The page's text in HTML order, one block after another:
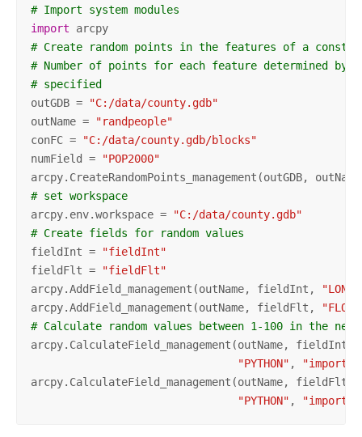
# Import system modules
import
arcpy
# Create random points in the features of a
# Number of points for each feature determined
# specified
outGDB =
"C:/data/county.gdb"
outName =
"randpeople"
conFC =
"C:/data/county.gdb/blocks"
numField =
"POP2000"
arcpy.CreateRandomPoints_management(outGDB,
# set workspace
arcpy.env.workspace =
"C:/data/county.gdb"
# Create fields for random values
fieldInt =
"fieldInt"
fieldFlt =
"fieldFlt"
arcpy.AddField_management(outName, fieldInt,
"LONG"
arcpy.AddField_management(outName, fieldFlt,
# Calculate random values between 1-100 in the
arcpy.CalculateField_management(outName, fieldInt,
"PYTHON" ,
"import
arcpy.CalculateField_management(outName, fieldFlt,
"PYTHON" , "import